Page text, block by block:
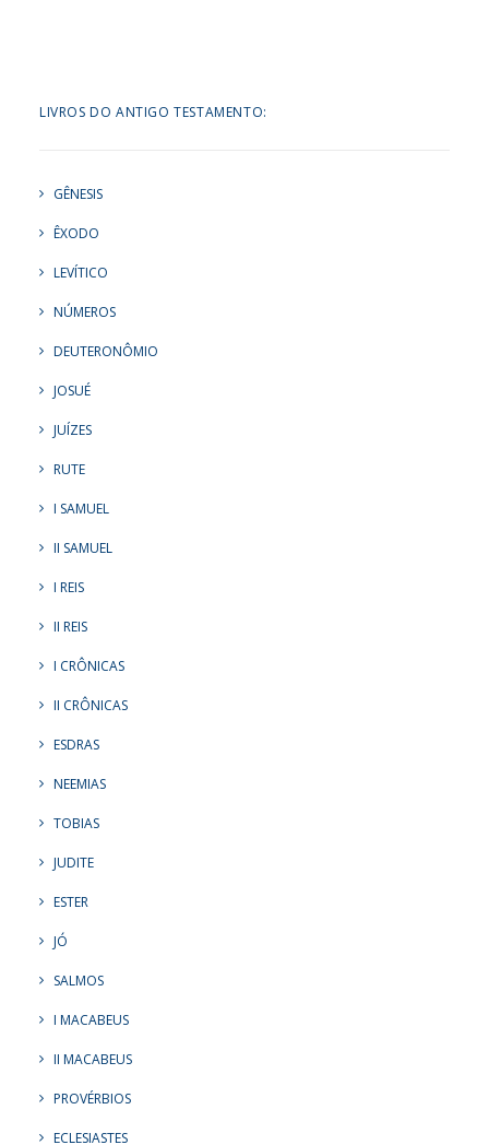
LIVROS DO ANTIGO TESTAMENTO:
GÊNESIS
ÊXODO
LEVÍTICO
NÚMEROS
DEUTERONÔMIO
JOSUÉ
JUÍZES
RUTE
I SAMUEL
II SAMUEL
I REIS
II REIS
I CRÔNICAS
II CRÔNICAS
ESDRAS
NEEMIAS
TOBIAS
JUDITE
ESTER
JÓ
SALMOS
I MACABEUS
II MACABEUS
PROVÉRBIOS
ECLESIASTES